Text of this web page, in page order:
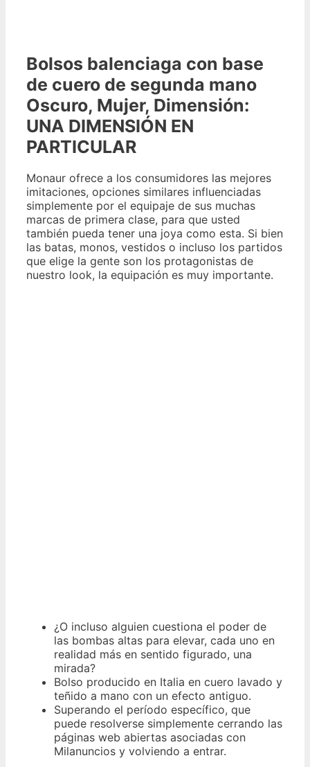
Bolsos balenciaga con base
de cuero de segunda mano
Oscuro, Mujer, Dimensión:
UNA DIMENSIÓN EN
PARTICULAR
Monaur ofrece a los consumidores las mejores
imitaciones, opciones similares influenciadas
simplemente por el equipaje de sus muchas
marcas de primera clase, para que usted
también pueda tener una joya como esta. Si bien
las batas, monos, vestidos o incluso los partidos
que elige la gente son los protagonistas de
nuestro look, la equipación es muy importante.
¿O incluso alguien cuestiona el poder de
las bombas altas para elevar, cada uno en
realidad más en sentido figurado, una
mirada?
Bolso producido en Italia en cuero lavado y
teñido a mano con un efecto antiguo.
Superando el período específico, que
puede resolverse simplemente cerrando las
páginas web abiertas asociadas con
Milanuncios y volviendo a entrar.